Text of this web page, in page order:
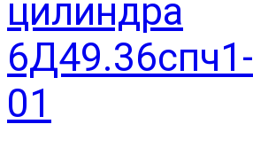
цилиндра
6Д49.36спч1-
01